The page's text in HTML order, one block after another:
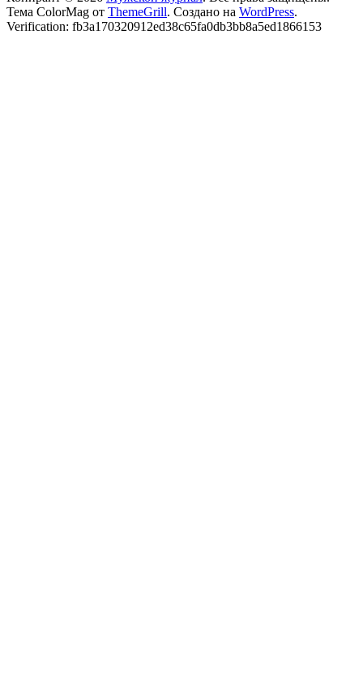
Тема ColorMag от ThemeGrill. Создано на WordPress.
Verification: fb3a170320912ed38c65fa0db3bb8a5ed1866153